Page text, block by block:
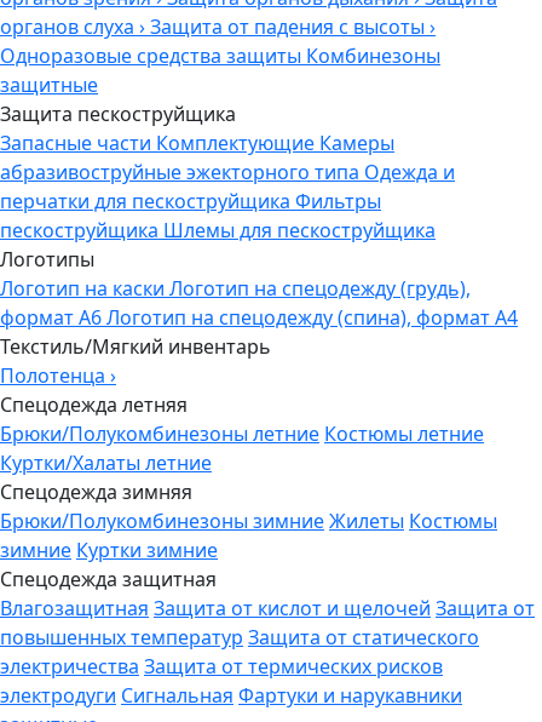
органов слуха ›Защита от падения с высоты ›
Одноразовые средства защиты Комбинезоны
защитные
Защита пескоструйщика
Запасные части Комплектующие Камеры
абразивоструйные эжекторного типа Одежда и
перчатки для пескоструйщика Фильтры
пескоструйщика Шлемы для пескоструйщика
Логотипы
Логотип на каски Логотип на спецодежду (грудь),
формат А6Логотип на спецодежду (спина), формат А4
Текстиль/Мягкий инвентарь
Полотенца ›
Спецодежда летняя
Брюки/Полукомбинезоны летние Костюмы летние
Куртки/Халаты летние
Спецодежда зимняя
Брюки/Полукомбинезоны зимниеЖилеты Костюмы
зимние Куртки зимние
Спецодежда защитная
Влагозащитная Защита от кислот и щелочей Защита от
повышенных температур Защита от статического
электричества Защита от термических рисков
электродуги Сигнальная Фартуки и нарукавники